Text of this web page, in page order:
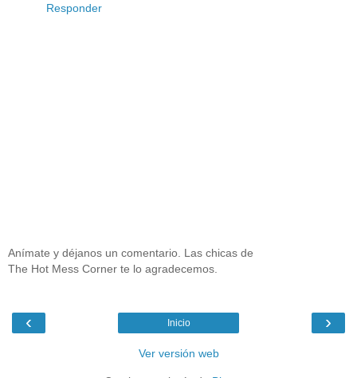
Responder
Anímate y déjanos un comentario. Las chicas de
The Hot Mess Corner te lo agradecemos.
‹ ›
Inicio
Ver versión web